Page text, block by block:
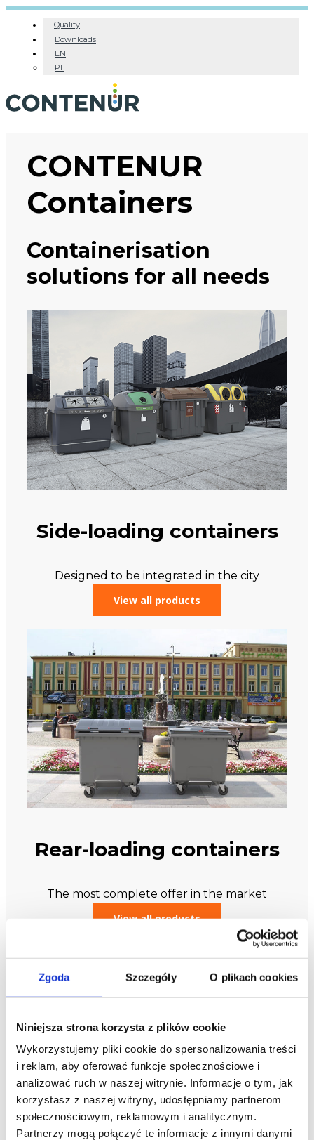
Zgoda Szczegóły O plikach cookies
Niniejsza strona korzysta z plików cookie
Wykorzystujemy pliki cookie do spersonalizowania treści
i reklam, aby oferować funkcje społecznościowe i
analizować ruch w naszej witrynie. Informacje o tym, jak
korzystasz z naszej witryny, udostępniamy partnerom
społecznościowym, reklamowym i analitycznym.
Partnerzy mogą połączyć te informacje z innymi danymi
Quality
Downloads
EN
PL
CONTENUR
Containers
Containerisation
solutions for all needs
Side-loading containers
Designed to be integrated in the city
View all products
Rear-loading containers
The most complete offer in the market
View all products